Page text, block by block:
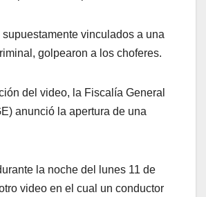
supuestamente vinculados a una
golpearon a los choferes.
del video, la Fiscalía General
anunció la apertura de una
la noche del lunes 11 de
video en el cual un conductor